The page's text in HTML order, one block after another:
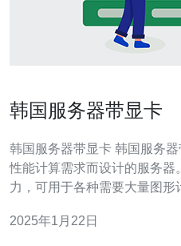
韩国服务器带显卡
韩国服务器带显卡 韩国服务器带显卡是一种专门为满足高
性能计算需求而设计的服务
力，可用于各种需要大量图形
以下优势： 高性能：韩国服务器带显卡配备了先进的显
2025年1月22日